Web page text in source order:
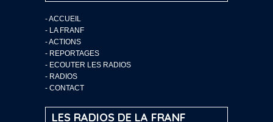
-ACCUEIL
- LA FRANF
-ACTIONS
- REPORTAGES
- ECOUTER LES RADIOS
- RADIOS
- CONTACT
LES RADIOS DE LA FRANF